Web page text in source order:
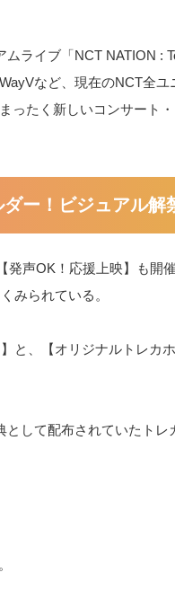
ライブ「NCT NATION :
など、現在のNCT全ユ
ったく新しいコンサート
ー！ビジュアル解
声OK！応援上映】も開
みられている。
と、【オリジナルトレカ
として配布されていたトレ